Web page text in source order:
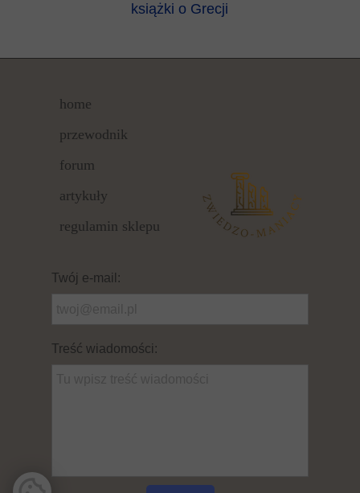
Twój e-mail:
Treść wiadomości:
home
przewodnik
forum
artykuły
regulamin sklepu
książki o Grecji